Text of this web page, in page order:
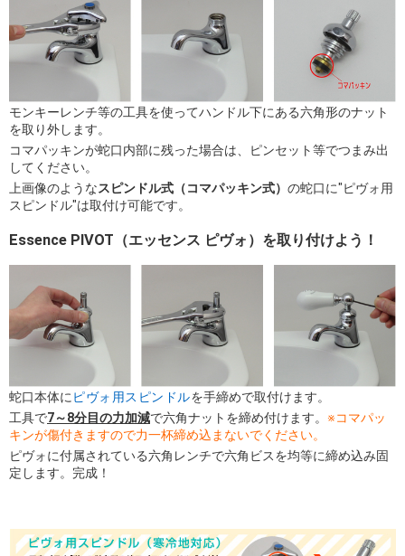
モンキーレンチ等の工具を使ってハンドル下にある六角形のナット
を取り外します。
コマパッキンが蛇口内部に残った場合は、ピンセット等でつまみ出
してください。
上画像のようなスピンドル式（コマパッキン式） の蛇口に"ピヴォ用
スピンドル"は取付け可能です。
Essence PIVOT（エッセンス ピヴォ）を取り付けよう！
蛇口本体にピヴォ用スピンドルを手締めで取付けます。
工具で7～8分目の力加減で六角ナットを締め付けます。 ※コマパッ
キンが傷付きますので力一杯締め込まないでください。
ピヴォに付属されている六角レンチで六角ビスを均等に締め込み固
定します。完成！